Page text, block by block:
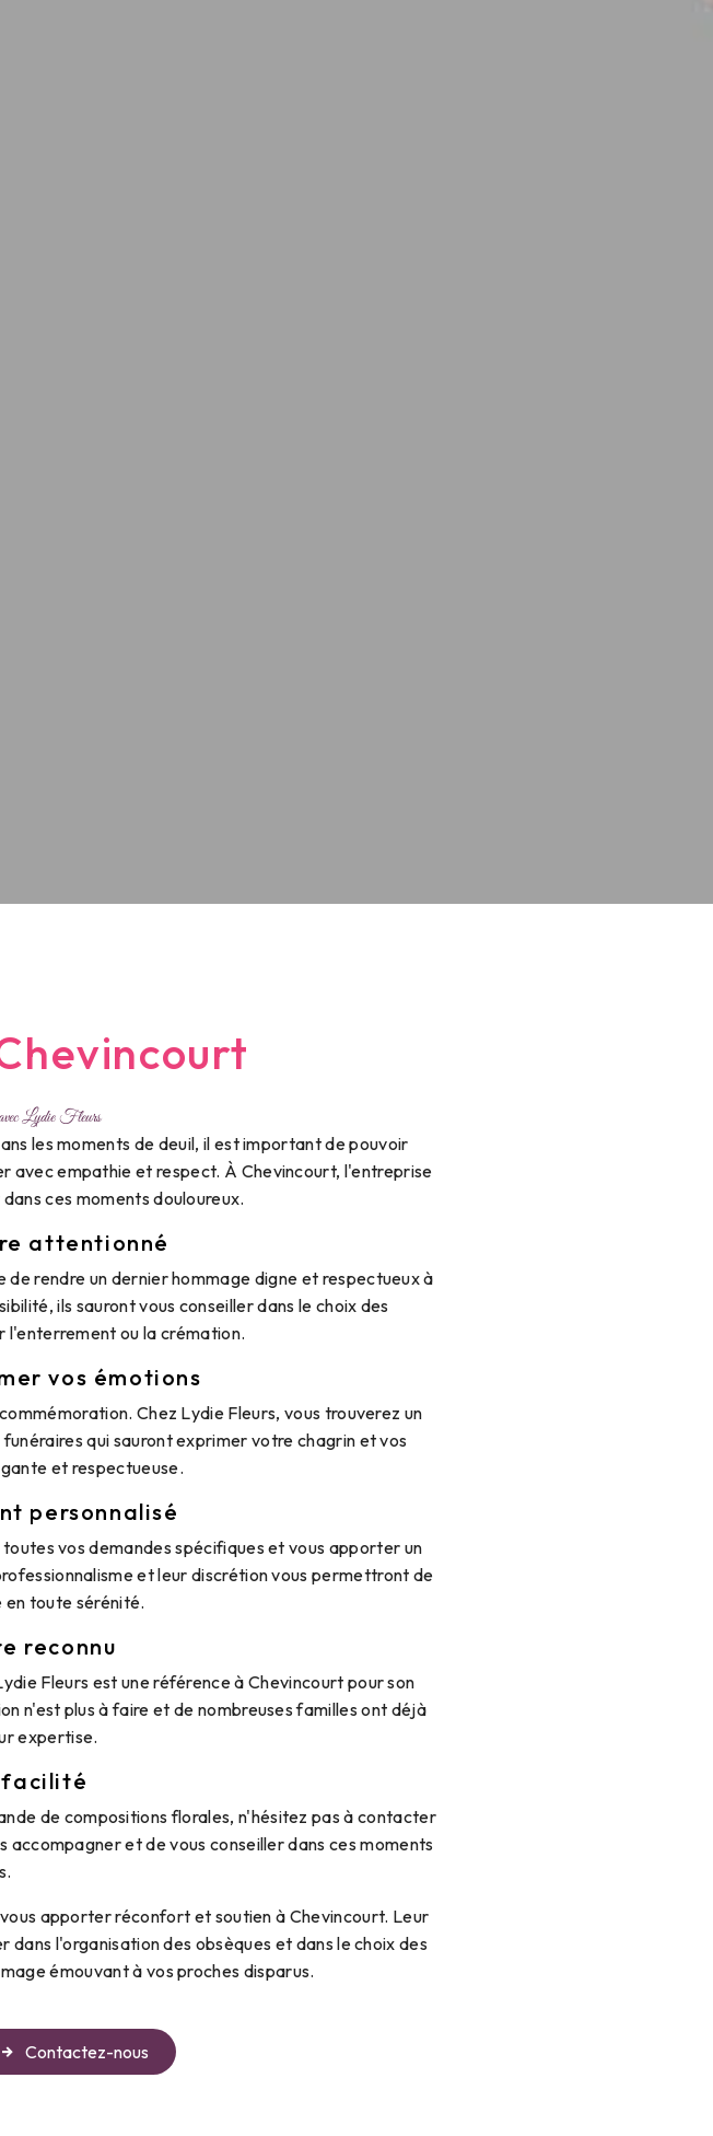
Lydie Fleurs
les moments de deuil, il est important de pouvoir
avec empathie et respect. À Chevincourt, l'entreprise
ces moments douloureux.
attentionné
rendre un dernier hommage digne et respectueux à
ils sauront vous conseiller dans le choix des
l'enterrement ou la crémation.
vos émotions
Chez Lydie Fleurs, vous trouverez un
qui sauront exprimer votre chagrin et vos
et respectueuse.
personnalisé
vos demandes spécifiques et vous apporter un
et leur discrétion vous permettront de
toute sérénité.
reconnu
Fleurs est une référence à Chevincourt pour son
n'est plus à faire et de nombreuses familles ont déjà
expertise.
facilité
de compositions florales, n'hésitez pas à contacter
accompagner et de vous conseiller dans ces moments
apporter réconfort et soutien à Chevincourt. Leur
l'organisation des obsèques et dans le choix des
émouvant à vos proches disparus.
Contactez-nous